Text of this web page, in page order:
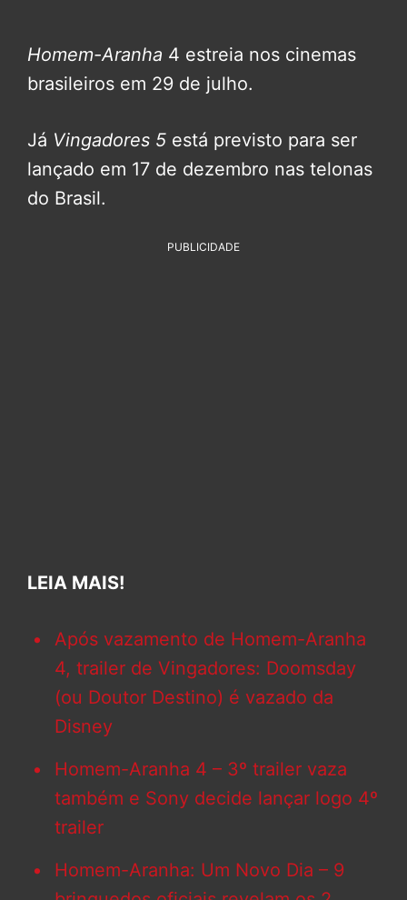
Homem-Aranha 4 estreia nos cinemas
brasileiros em 29 de julho.
Já Vingadores 5 está previsto para ser
lançado em 17 de dezembro nas telonas
do Brasil.
PUBLICIDADE
LEIA MAIS!
Após vazamento de Homem-Aranha
4, trailer de Vingadores: Doomsday
(ou Doutor Destino) é vazado da
Disney
Homem-Aranha 4 – 3º trailer vaza
também e Sony decide lançar logo 4º
trailer
Homem-Aranha: Um Novo Dia – 9